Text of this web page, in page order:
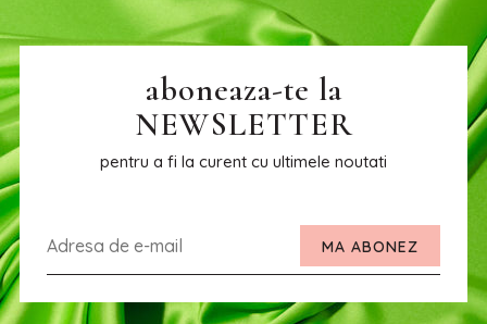
aboneaza-te la
NEWSLETTER
pentru a fi la curent cu ultimele noutati
MA ABONEZ